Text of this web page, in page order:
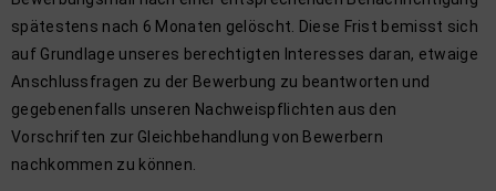
spätestens nach 6 Monaten gelöscht. Diese Frist bemisst sich
auf Grundlage unseres berechtigten Interesses daran, etwaige
Anschlussfragen zu der Bewerbung zu beantworten und
gegebenenfalls unseren Nachweispflichten aus den
Vorschriften zur Gleichbehandlung von Bewerbern
nachkommen zu können.